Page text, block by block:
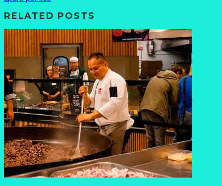
RELATED POSTS